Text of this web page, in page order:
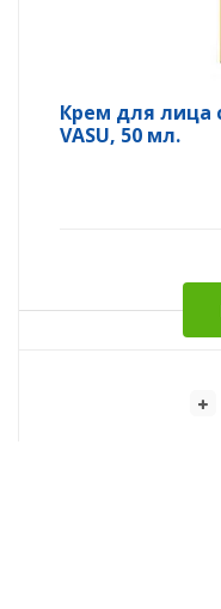
Крем для лица
VASU, 50 мл.